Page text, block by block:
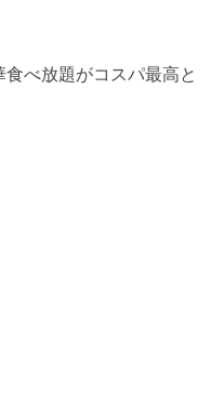
べ放題がコスパ最高と